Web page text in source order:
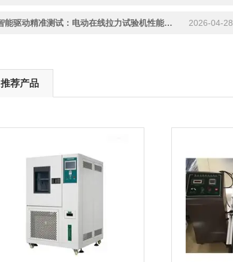
智能驱动精准测试：电动在线拉力试验机性能优势 2026-04-28
推荐产品